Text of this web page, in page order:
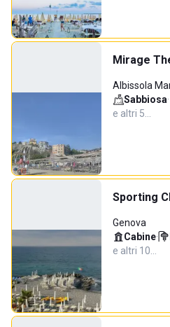
Mirage
Albissola
Sabbiosa·
e altri 5…
Sporting
Genova
Cabine·
e altri 10…